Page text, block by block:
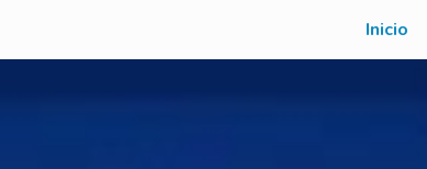
Inicio